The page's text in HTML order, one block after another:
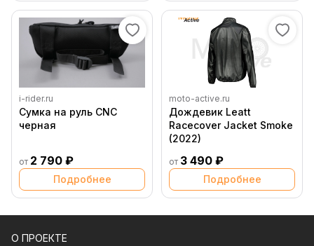
i-rider.ru
Сумка на руль CNC
черная
от 2 790 ₽
Подробнее
moto-active.ru
Дождевик Leatt
Racecover Jacket Smoke
(2022)
от 3 490 ₽
Подробнее
О ПРОЕКТЕ